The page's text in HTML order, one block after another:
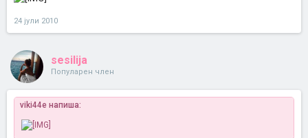
24 јули 2010
sesilija
Популарен член
viki44e напиша: